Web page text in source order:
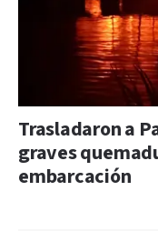
Trasladaron a
graves
embarcación